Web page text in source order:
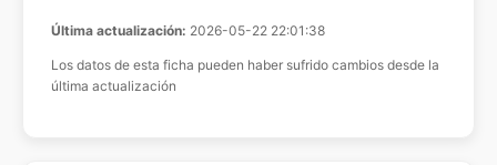
Última actualización: 2026-05-22 22:01:38
Los datos de esta ficha pueden haber sufrido cambios desde la
última actualización